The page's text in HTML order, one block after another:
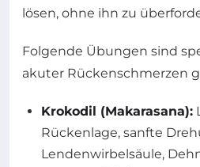
lösen, ohne ihn zu
Folgende Übungen sind
akuter Rückenschmerzen
Krokodil (Makarasana):
Rückenlage, sanfte
Lendenwirbelsäule,